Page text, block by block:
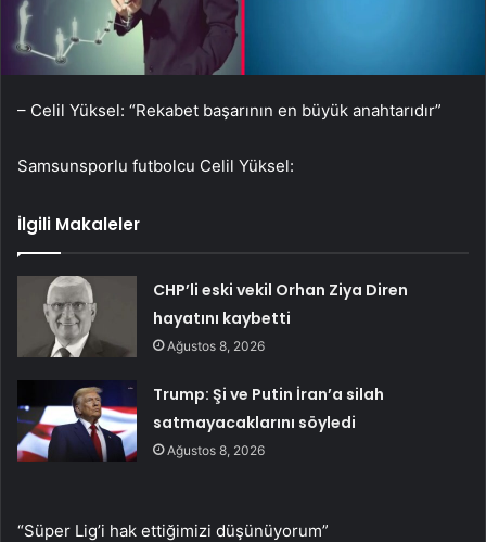
– Celil Yüksel: “Rekabet başarının en büyük anahtarıdır”
Samsunsporlu futbolcu Celil Yüksel:
İlgili Makaleler
CHP’li eski vekil Orhan Ziya Diren
hayatını kaybetti
Ağustos 8, 2026
Trump: Şi ve Putin İran’a silah
satmayacaklarını söyledi
Ağustos 8, 2026
“Süper Lig’i hak ettiğimizi düşünüyorum”